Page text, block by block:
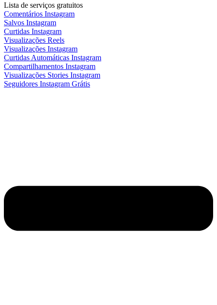
Lista de serviços gratuitos
Comentários Instagram
Salvos Instagram
Curtidas Instagram
Visualizações Reels
Visualizações Instagram
Curtidas Automáticas Instagram
Compartilhamentos Instagram
Visualizações Stories Instagram
Seguidores Instagram Grátis